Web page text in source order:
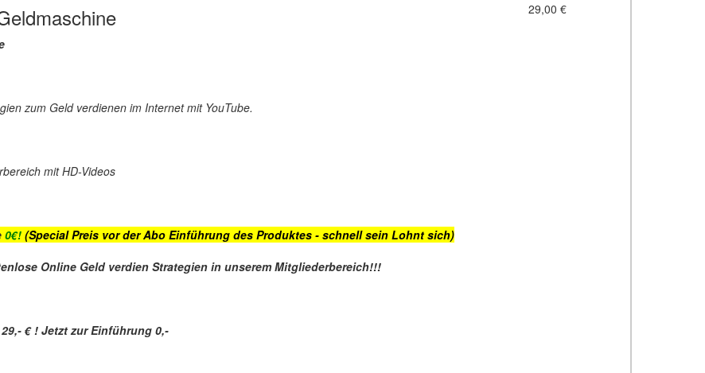
zum Geld verdienen im Internet mit YouTube.
mit HD-Videos
0€! (Special Preis vor der Abo Einführung des Produktes - schnell sein Lohnt sich)
Online Geld verdien Strategien in unserem Mitgliederbereich!!!
€ ! Jetzt zur Einführung 0,-
29,00 €